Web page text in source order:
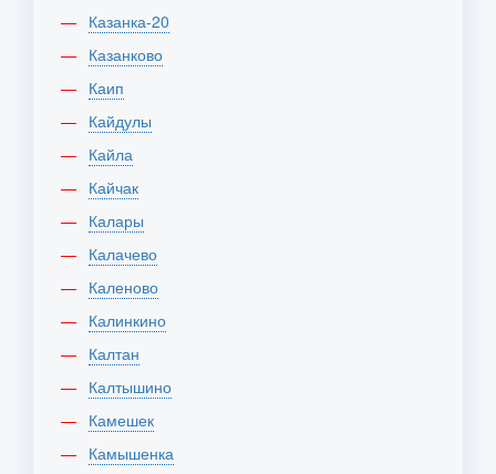
Казанка-20
Казанково
Каип
Кайдулы
Кайла
Кайчак
Калары
Калачево
Каленово
Калинкино
Калтан
Калтышино
Камешек
Камышенка